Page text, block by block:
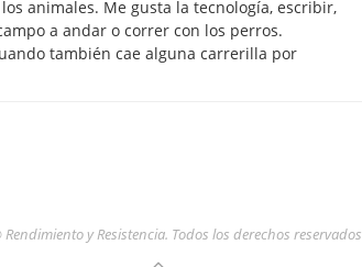
animales. Me gusta la tecnología, escribir,
a andar o correr con los perros.
también cae alguna carrerilla por
y Resistencia. Todos los derechos reservados